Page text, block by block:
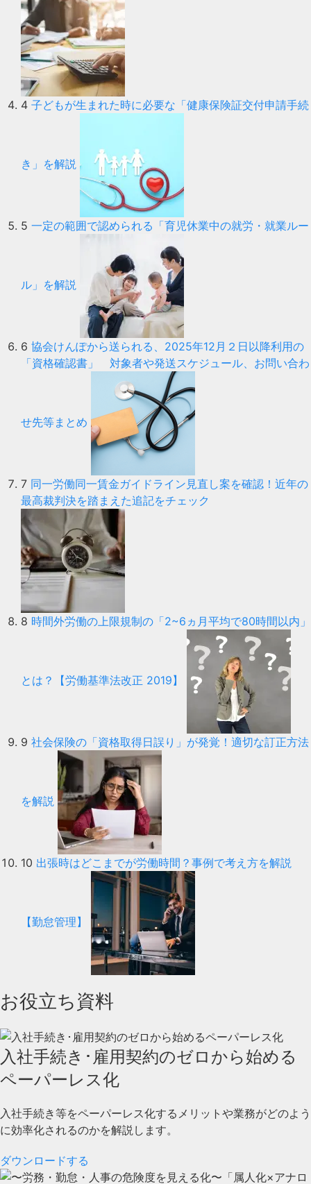
4 子どもが生まれた時に必要な「健康保険証交付申請手続
き」を解説
5 一定の範囲で認められる「育児休業中の就労・就業ルー
ル」を解説
6 協会けんぽから送られる、2025年12月２日以降利用の
「資格確認書」 対象者や発送スケジュール、お問い合わ
せ先等まとめ
7 同一労働同一賃金ガイドライン見直し案を確認！近年の
最高裁判決を踏まえた追記をチェック
8 時間外労働の上限規制の「2~6ヵ月平均で80時間以内」
とは？【労働基準法改正 2019】
9 社会保険の「資格取得日誤り」が発覚！適切な訂正方法
を解説
10 出張時はどこまでが労働時間？事例で考え方を解説
【勤怠管理】
お役立ち資料
入社手続き･雇用契約のゼロから始める
ペーパーレス化
入社手続き等をペーパーレス化するメリットや業務がどのよう
に効率化されるのかを解説します。
ダウンロードする